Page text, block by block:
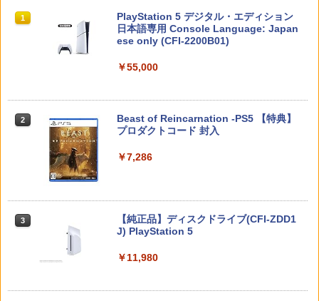
ション]
￥6,810
￥7,021
￥7,106
ー 保護ケース DualSense オープン設計
人気 オススメ 装着したまま充電可能 白
黒赤青 コントローラー用ケース
￥580
2
【楽天1位】【即日発送】PS5 コントロ
ーラー 充電スタンド ps5 DualSense Ed
電スタンド ソニー プレイステーション5
￥1,980
Z】【メール便】
【8/11まで！抽選で最大全額ポイントバ
Windows Mac Raspbery Xbox Series
X＆S One コントローラー Bluetoothコ
3
【中古】Minecraft (マインクラフト) - S
witch
￥2,910
【中古】【Blu−ray】トイ・ストーリー3
￥1,648
￥4,400
1
スプラトゥーン レイダース|オンライン
コード版
2 スプラトゥーン レイダース -Switch2
3 Nintendo Switch 2(日本語・国内専用)
1
PlayStation 5 デジタル・エディション
日本語専用 Console Language: Japan
ese only (CFI-2200B01)
￥55,000
2
Beast of Reincarnation -PS5 【特典】
プロダクトコード 封入
￥7,286
3
【純正品】ディスクドライブ(CFI-ZDD1
J) PlayStation 5
￥11,980